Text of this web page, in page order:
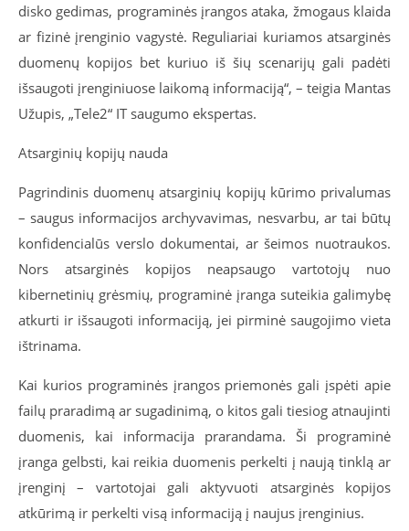
disko gedimas, programinės įrangos ataka, žmogaus klaida
ar fizinė įrenginio vagystė. Reguliariai kuriamos atsarginės
duomenų kopijos bet kuriuo iš šių scenarijų gali padėti
išsaugoti įrenginiuose laikomą informaciją“, – teigia Mantas
Užupis, „Tele2“ IT saugumo ekspertas.
Atsarginių kopijų nauda
Pagrindinis duomenų atsarginių kopijų kūrimo privalumas
– saugus informacijos archyvavimas, nesvarbu, ar tai būtų
konfidencialūs verslo dokumentai, ar šeimos nuotraukos.
Nors atsarginės kopijos neapsaugo vartotojų nuo
kibernetinių grėsmių, programinė įranga suteikia galimybę
atkurti ir išsaugoti informaciją, jei pirminė saugojimo vieta
ištrinama.
Kai kurios programinės įrangos priemonės gali įspėti apie
failų praradimą ar sugadinimą, o kitos gali tiesiog atnaujinti
duomenis, kai informacija prarandama. Ši programinė
įranga gelbsti, kai reikia duomenis perkelti į naują tinklą ar
įrenginį – vartotojai gali aktyvuoti atsarginės kopijos
atkūrimą ir perkelti visą informaciją į naujus įrenginius.